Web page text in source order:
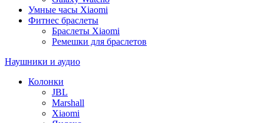
Умные часы Xiaomi
Фитнес браслеты
Браслеты Xiaomi
Ремешки для браслетов
Наушники и аудио
Колонки
JBL
Marshall
Xiaomi